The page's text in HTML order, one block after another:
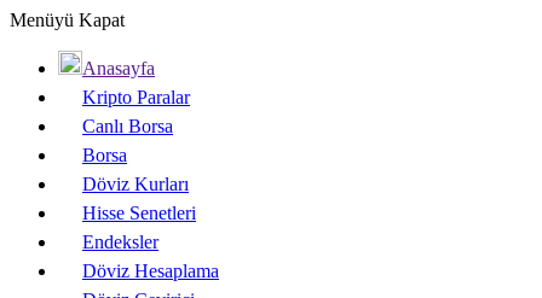
Menüyü Kapat
Anasayfa
Kripto Paralar
Canlı Borsa
Borsa
Döviz Kurları
Hisse Senetleri
Endeksler
Döviz Hesaplama